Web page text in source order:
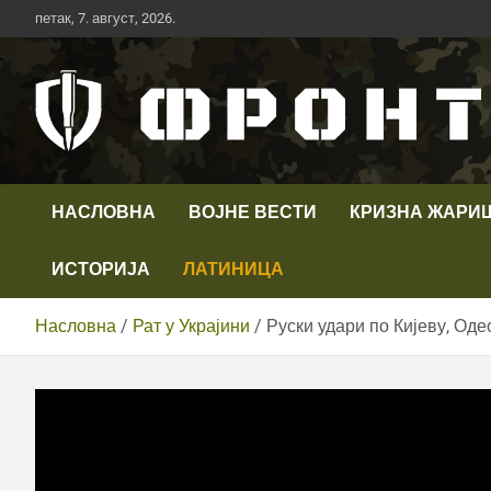
Скип
то
петак, 7. август, 2026.
Телевизија ФРОНТ
НАСЛОВНА ВОЈНЕ ВЕСТИ КРИЗНА
ИСТОРИЈА ЛАТИНИЦА
Насловна Рат у Украјини Руски удари по Кијеву,